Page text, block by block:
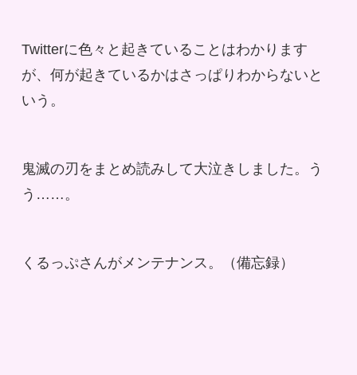
Twitterに色々と起きていることはわかります
が、何が起きているかはさっぱりわからないと
いう。
鬼滅の刃をまとめ読みして大泣きしました。う
う……。
くるっぷさんがメンテナンス。（備忘録）